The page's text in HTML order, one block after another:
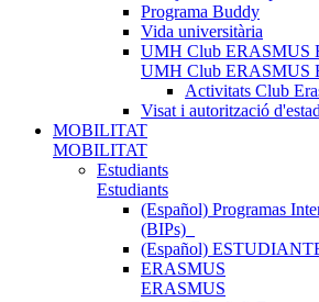
Programa Buddy
Vida universitària
UMH Club ERASMUS
UMH Club ERASMUS
Activitats Club
Visat i autorització
MOBILITAT
MOBILITAT
Estudiants
Estudiants
(Español) Programas
(BIPs)_
(Español)
ERASMUS
ERASMUS